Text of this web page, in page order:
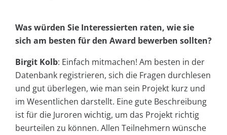
Was würden Sie Interessierten raten, wie sie
sich am besten für den Award bewerben sollten?
Birgit Kolb: Einfach mitmachen! Am besten in der
Datenbank registrieren, sich die Fragen durchlesen
und gut überlegen, wie man sein Projekt kurz und
im Wesentlichen darstellt. Eine gute Beschreibung
ist für die Juroren wichtig, um das Projekt richtig
beurteilen zu können. Allen Teilnehmern wünsche